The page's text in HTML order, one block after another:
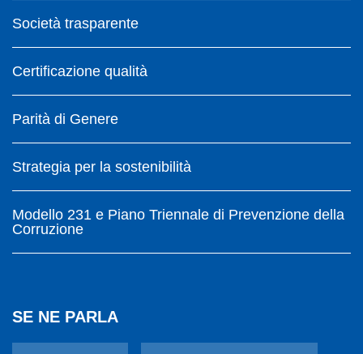
Società trasparente
Certificazione qualità
Parità di Genere
Strategia per la sostenibilità
Modello 231 e Piano Triennale di Prevenzione della
Corruzione
SE NE PARLA